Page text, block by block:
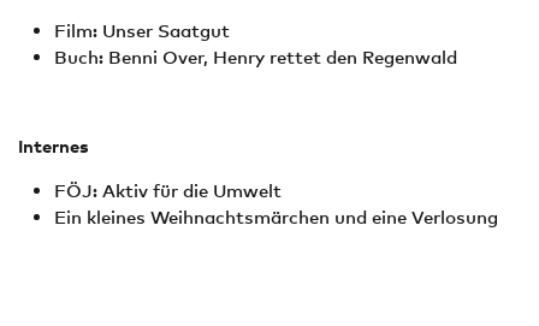
Film: Unser Saatgut
Buch: Benni Over, Henry rettet den Regenwald
Internes
FÖJ: Aktiv für die Umwelt
Ein kleines Weihnachtsmärchen und eine Verlosung